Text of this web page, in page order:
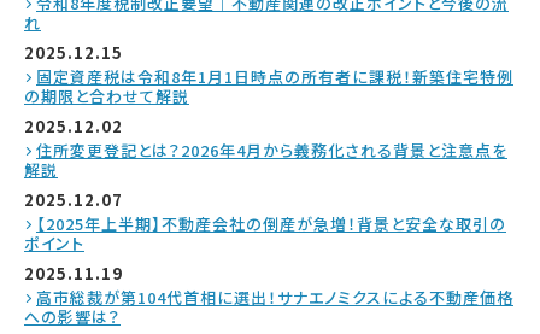
れ
2025.12.15
固定資産税は令和8年1月1日時点の所有者に課税！新築住宅特例
の期限と合わせて解説
2025.12.02
住所変更登記とは？2026年4月から義務化される背景と注意点を
解説
2025.12.07
【2025年上半期】不動産会社の倒産が急増！背景と安全な取引の
ポイント
2025.11.19
高市総裁が第104代首相に選出！サナエノミクスによる不動産価格
への影響は？